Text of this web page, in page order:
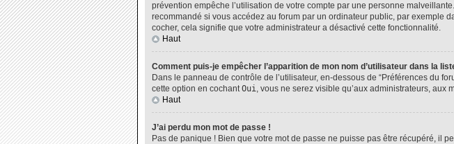
prévention empêche l’utilisation de votre compte par une personne
recommandé si vous accédez au forum par un ordinateur public, par exemple
cocher, cela signifie que votre administrateur a désactivé cette fonctionnalité.
Haut
Comment puis-je empêcher l’apparition de mon nom d’utilisateur dans la
Dans le panneau de contrôle de l’utilisateur, en-dessous de “Préférences du
cette option en cochantOui, vous ne serez visible qu’aux administrateurs, aux
Haut
J’ai perdu mon mot de passe !
Pas de panique ! Bien que votre mot de passe ne puisse pas être récupéré, il